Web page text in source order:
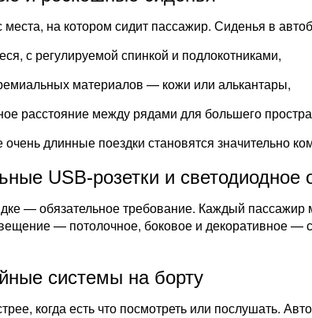
на котором сидит пассажир. Сиденья в
с регулируемой спинкой и подлокотниками,
материалов — кожи или алькантары,
расстояние между рядами для большего
длинные поездки становятся значительно
USB-розетки и светодиодное
— обязательное требование. Каждый
— потолочное, боковое и декоративное —
системы на борту
когда есть что посмотреть или послушать.